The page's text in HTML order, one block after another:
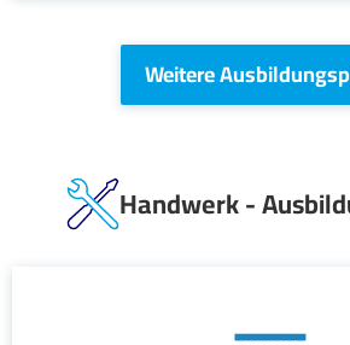
Weitere
Handwerk -